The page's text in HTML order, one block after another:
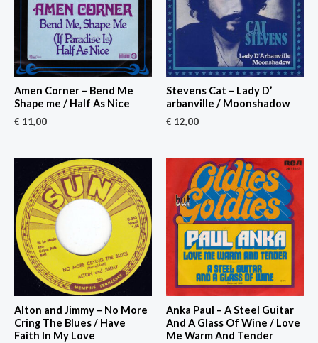
Amen Corner – Bend Me
Shape me / Half As Nice
€ 11,00
Stevens Cat – Lady D’
arbanville / Moonshadow
€ 12,00
Alton and Jimmy – No More
Cring The Blues / Have
Faith In My Love
Anka Paul – A Steel Guitar
And A Glass Of Wine / Love
Me Warm And Tender